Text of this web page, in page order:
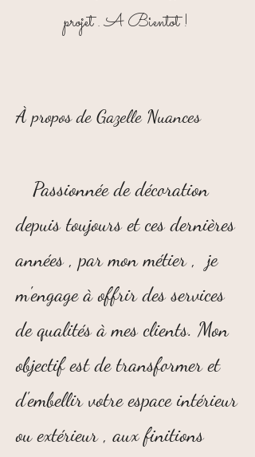
projet . A Bientot !
À propos de Gazelle Nuances
Passionnée de décoration
depuis toujours et ces dernières
années , par mon métier , je
m'engage à offrir des services
de qualités à mes clients. Mon
objectif est de transformer et
d'embellir votre espace intérieur
ou extérieur , aux finitions